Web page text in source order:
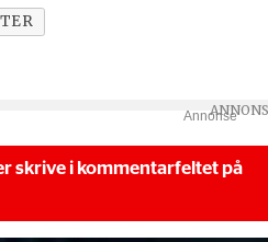
Annonse
skrive i kommentarfeltet på